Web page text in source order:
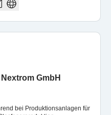
GmbH
bei Produktionsanlagen für